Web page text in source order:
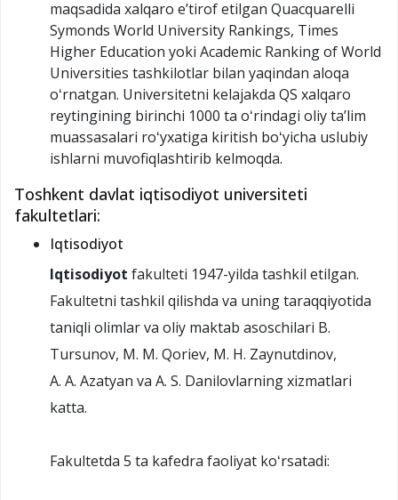
maqsadida xalqaro eʼtirof etilgan Quacquarelli
Symonds World University Rankings, Times
Higher Education yoki Academic Ranking of World
Universities tashkilotlar bilan yaqindan aloqa
oʻrnatgan. Universitetni kelajakda QS xalqaro
reytingining birinchi 1000 ta oʻrindagi oliy taʼlim
muassasalari roʻyxatiga kiritish boʻyicha uslubiy
ishlarni muvofiqlashtirib kelmoqda.
Toshkent davlat iqtisodiyot universiteti
fakultetlari:
Iqtisodiyot
Iqtisodiyot fakulteti 1947-yilda tashkil etilgan.
Fakultetni tashkil qilishda va uning taraqqiyotida
taniqli olimlar va oliy maktab asoschilari B.
Tursunov, M. M. Qoriev, M. H. Zaynutdinov,
A. A. Azatyan va A. S. Danilovlarning xizmatlari
katta.
Fakultetda 5 ta kafedra faoliyat koʻrsatadi: